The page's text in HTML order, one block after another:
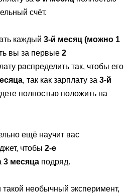
счёт.
каждый 3-й месяц (можно 1
вы за первые 2
распределить так, чтобы его
, так как зарплату за 3-й
полностью положить на
ещё научит вас
чтобы 2-е
3 месяца подряд.
необычный эксперимент,